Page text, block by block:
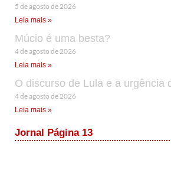
5 de agosto de 2026
Leia mais »
Múcio é uma besta?
4 de agosto de 2026
Leia mais »
O discurso de Lula e a urgência
4 de agosto de 2026
Leia mais »
Jornal Página 13